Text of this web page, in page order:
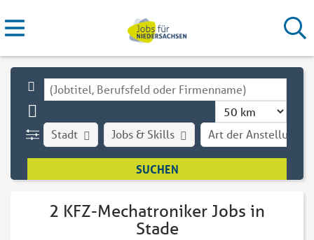
Stadt Art der Anstellung
Jobs & Skills
2 KFZ-Mechatroniker Jobs in
Stade